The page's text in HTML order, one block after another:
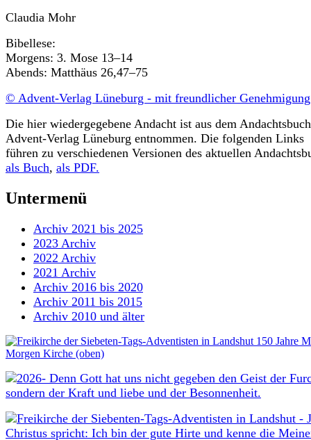
Claudia Mohr
Bibellese:
Morgens: 3. Mose 13–14
Abends: Matthäus 26,47–75
© Advent-Verlag Lüneburg - mit freundlicher Genehmigung
Die hier wiedergegebene Andacht ist aus dem
Advent-Verlag Lüneburg entnommen. Die folgenden Links
führen zu verschiedenen Versionen des aktuellen
als Buch, als PDF.
Untermenü
Archiv 2021 bis 2025
2023 Archiv
2022 Archiv
2021 Archiv
Archiv 2016 bis 2020
Archiv 2011 bis 2015
Archiv 2010 und älter